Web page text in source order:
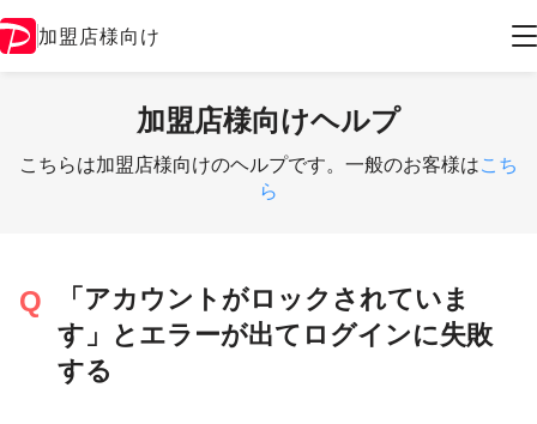
加盟店様向け
加盟店様向けヘルプ
こちらは加盟店様向けのヘルプです。一般のお客様はこち
ら
「アカウントがロックされていま
す」とエラーが出てログインに失敗
する